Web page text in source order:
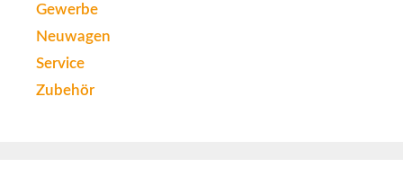
Gewerbe
Neuwagen
Service
Zubehör